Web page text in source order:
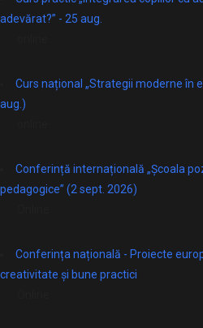
adevărat?” - 25 aug.
Curs național „Strategii moderne în
aug.)
Conferință internațională „Școala
pedagogice” (2 sept. 2026)
Conferința națională - Proiecte
creativitate și bune practici